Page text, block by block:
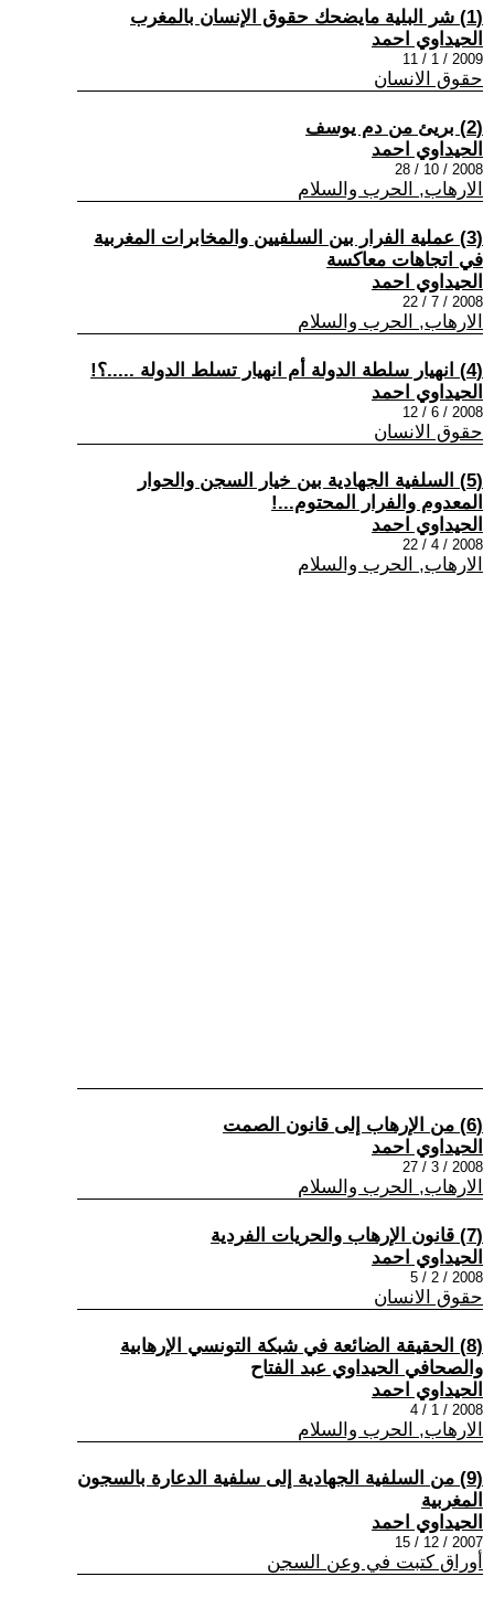
(1) شر البلية مايضحك حقوق الإنسان بالمغرب
الحيداوي احمد
2009 / 1 / 11
حقوق الانسان
(2) بريئ من دم يوسف
الحيداوي احمد
2008 / 10 / 28
الارهاب, الحرب والسلام
(3) عملية الفرار بين السلفيين والمخابرات المغربية
في اتجاهات معاكسة
الحيداوي احمد
2008 / 7 / 22
الارهاب, الحرب والسلام
(4) انهيار سلطة الدولة أم انهيار تسلط الدولة .....؟!
الحيداوي احمد
2008 / 6 / 12
حقوق الانسان
(5) السلفية الجهادية بين خيار السجن والحوار
المعدوم والفرار المحتوم...!
الحيداوي احمد
2008 / 4 / 22
الارهاب, الحرب والسلام
(6) من الإرهاب إلى قانون الصمت
الحيداوي احمد
2008 / 3 / 27
الارهاب, الحرب والسلام
(7) قانون الإرهاب والحريات الفردية
الحيداوي احمد
2008 / 2 / 5
حقوق الانسان
(8) الحقيقة الضائعة في شبكة التونسي الإرهابية
والصحافي الحيداوي عبد الفتاح
الحيداوي احمد
2008 / 1 / 4
الارهاب, الحرب والسلام
(9) من السلفية الجهادية إلى سلفية الدعارة بالسجون
المغربية
الحيداوي احمد
2007 / 12 / 15
أوراق كتبت في وعن السجن